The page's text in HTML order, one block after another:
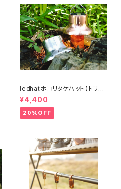
ledhatホコリタケハット【トリュ
フ】
¥4,400
20%OFF